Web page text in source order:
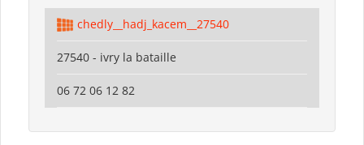
chedly__hadj_kacem__27540
27540 - ivry la bataille
06 72 06 12 82